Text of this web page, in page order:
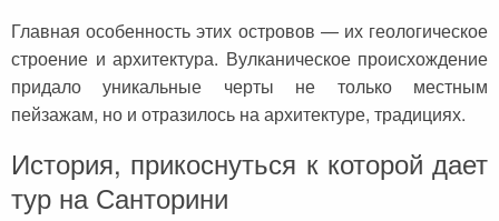
Главная особенность этих островов — их геологическое
строение и архитектура. Вулканическое происхождение
придало уникальные черты не только местным
пейзажам, но и отразилось на архитектуре, традициях.
История, прикоснуться к которой дает
тур на Санторини